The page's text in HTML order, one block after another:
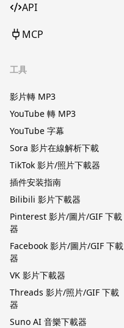
API
MCP
工具
影片轉 MP3
YouTube 轉 MP3
YouTube 字幕
Sora 影片在線解析下載
TikTok 影片/照片下載器
插件安装指南
Bilibili 影片下載器
Pinterest 影片/圖片/GIF 下載
器
Facebook 影片/圖片/GIF 下載
器
VK 影片下載器
Threads 影片/照片/GIF 下載
器
Suno AI 音樂下載器